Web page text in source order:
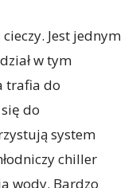
Jest jednym
w tym
trafia do
do
system
chiller
wody. Bardzo